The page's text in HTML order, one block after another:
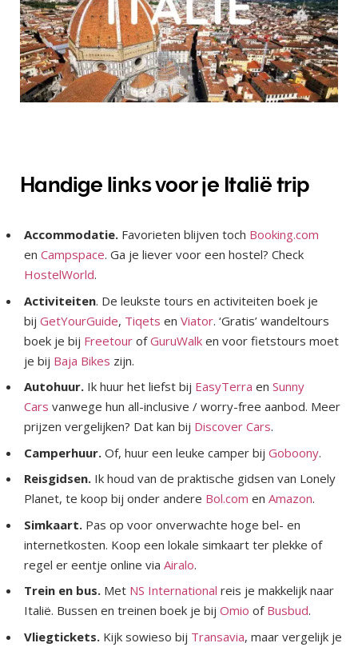
Handige links voor je Italië trip
Accommodatie. Favorieten blijven toch Booking.com
en Campspace. Ga je liever voor een hostel? Check
HostelWorld.
Activiteiten. De leukste tours en activiteiten boek je
bij GetYourGuide, Tiqets en Viator. ‘Gratis’ wandeltours
boek je bij Freetour ofGuruWalk en voor fietstours moet
je bij Baja Bikes zijn.
Autohuur. Ik huur het liefst bij EasyTerra en Sunny
Cars vanwege hun all-inclusive / worry-free aanbod. Meer
prijzen vergelijken? Dat kan bij Discover Cars.
Camperhuur. Of, huur een leuke camper bij Goboony.
Reisgidsen. Ik houd van de praktische gidsen van Lonely
Planet, te koop bij onder andere Bol.com en Amazon.
Simkaart. Pas op voor onverwachte hoge bel- en
internetkosten. Koop een lokale simkaart ter plekke of
regel er eentje online via Airalo.
Trein en bus. Met NS International reis je makkelijk naar
Italië. Bussen en treinen boek je bij Omio of Busbud.
Vliegtickets. Kijk sowieso bij Transavia, maar vergelijk je